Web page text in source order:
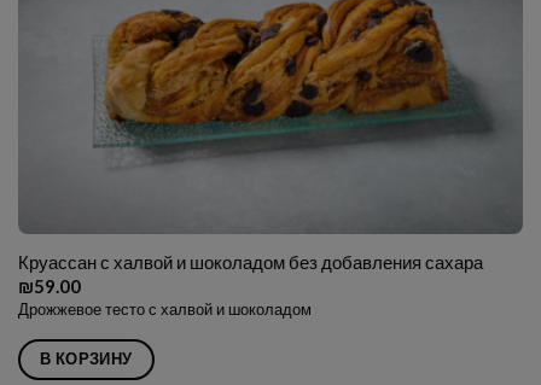
Круассан с халвой и шоколадом без добавления сахара
₪59.00
Дрожжевое тесто с халвой и шоколадом
В КОРЗИНУ